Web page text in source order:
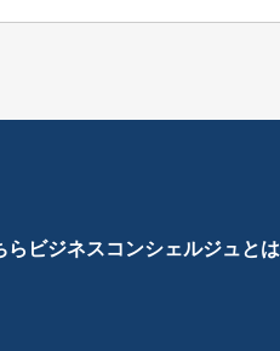
ら ビジネスコンシェルジュとは